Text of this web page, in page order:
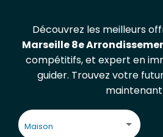
Découvrez les meilleurs
Marseille 8e
compétitifs, et expert en
guider. Trouvez votre
Maison